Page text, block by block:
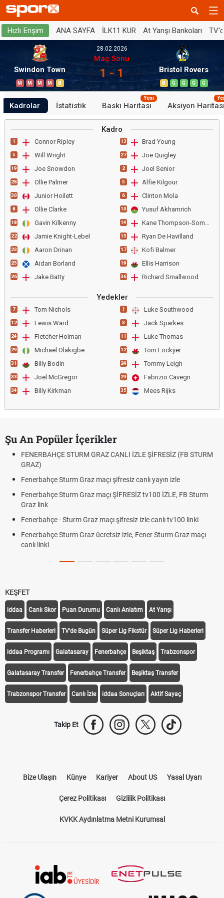
Hızlı Erişim ANA SAYFA İLK11 KUR At Yarışı Bankoları
Swindon Town
M M M M B
28.02.2026
Maç Sonu
1 - 1 Bristol Rovers
B G G G G
Kadrolar İstatistik Baskı Haritası
Yeni
Aksiyon
Kadro
1 Connor Ripley
5 Will Wright
19 Joe Snowdon
28 Ollie Palmer
30 Junior Hoilett
8 Ollie Clarke
18 Gavin Kilkenny
22 Jamie Knight-Lebel
23 Aaron Drinan
25 Aidan Borland
26 Jake Batty
13 Brad Young
27 Joe Quigley
2 Joel Senior
5 Alfie Kilgour
6 Clinton Mola
10 Yusuf Akhamrich
14 Kane Thompson-Sommers
15 Ryan De Havilland
17 Kofi Balmer
19 Ellis Harrison
36 Richard Smallwood
Yedekler
7 Tom Nichols
12 Lewis Ward
24 Fletcher Holman
29 Michael Olakigbe
31 Billy Bodin
33 Joel McGregor
34 Billy Kirkman
1 Luke Southwood
3 Jack Sparkes
11 Luke Thomas
12 Tom Lockyer
24 Tommy Leigh
29 Fabrizio Cavegn
35 Mees Rijks
Şu An Popüler İçerikler
FENERBAHÇE STURM GRAZ CANLI İZLE ŞİFRESİZ (FB STURM
GRAZ)
Fenerbahçe Sturm Graz maçı şifresiz canlı yayın izle
Fenerbahçe Sturm Graz maçı ŞİFRESİZ tv100 İZLE, FB Sturm
Graz link
Fenerbahçe - Sturm Graz maçı şifresiz izle canlı tv100 linki
Fenerbahçe Sturm Graz ücretsiz izle, Fener Sturm Graz maçı
canlı linki
KEŞFET
iddaa Canlı Skor Puan Durumu Canlı Anlatım At Yarışı
Transfer Haberleri TV'de Bugün Süper Lig Fikstür Süper Lig Haberleri
iddaa Programı Galatasaray Fenerbahçe Beşiktaş Trabzonspor
Galatasaray Transfer Fenerbahçe Transfer Beşiktaş Transfer
Trabzonspor Transfer Canlı İzle iddaa Sonuçları Aktif Sayaç
Takip Et
Bize Ulaşın Künye Kariyer About US Yasal Uyarı
Çerez Politikası Gizlilik Politikası
KVKK Aydınlatma Metni Kurumsal